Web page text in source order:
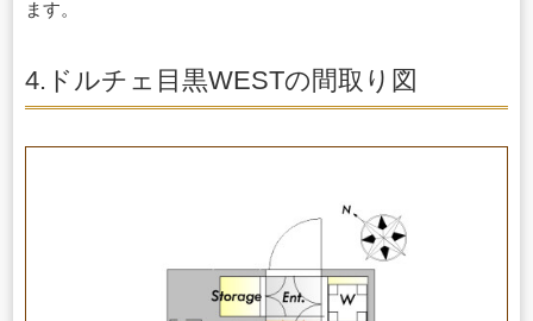
ます。
4.ドルチェ目黒WESTの間取り図